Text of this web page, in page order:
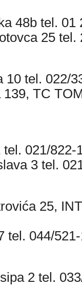
48b tel. 01
25 tel.
10 tel. 022/
TC
021/822-
3 tel.
25,
tel. 044/
2 tel.